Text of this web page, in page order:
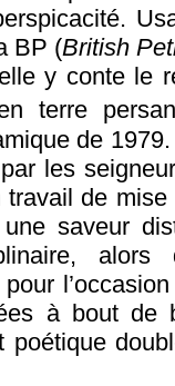
BP (British
y conte le
terre
de
les
de
saveur
à bout de
poétique